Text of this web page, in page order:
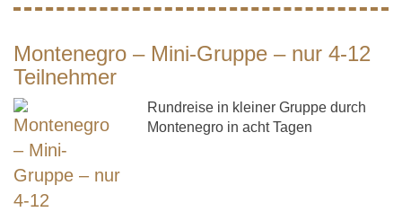
Montenegro – Mini-Gruppe – nur 4-12
Teilnehmer
Rundreise in kleiner Gruppe durch
Montenegro in acht Tagen